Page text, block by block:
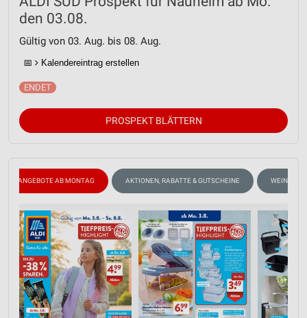
den 03.08.
Gültig von 03. Aug. bis 08. Aug.
📅 Kalendereintrag erstellen
PROSPEKT BLÄTTERN
ANGEBOTE AB MONTAG AKTIONEN, RABATTE & GUTSCHEINE WEIN